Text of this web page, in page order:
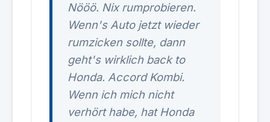
Nööö. Nix rumprobieren.
Wenn's Auto jetzt wieder
rumzicken sollte, dann
geht's wirklich back to
Honda. Accord Kombi.
Wenn ich mich nicht
verhört habe, hat Honda